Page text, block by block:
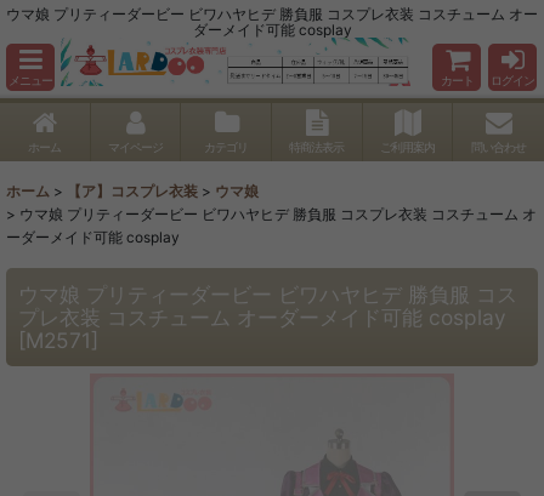
ウマ娘 プリティーダービー ビワハヤヒデ 勝負服 コスプレ衣装 コスチューム オー
ダーメイド可能 cosplay
メニュー カート ログイン
ホーム マイページ カテゴリ 特商法表示 ご利用案内 問い合わせ
ホーム > 【ア】コスプレ衣装 > ウマ娘
> ウマ娘 プリティーダービー ビワハヤヒデ 勝負服 コスプレ衣装 コスチューム オ
ーダーメイド可能 cosplay
ウマ娘 プリティーダービー ビワハヤヒデ 勝負服 コス
プレ衣装 コスチューム オーダーメイド可能 cosplay
[M2571]